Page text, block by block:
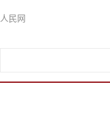
人民网